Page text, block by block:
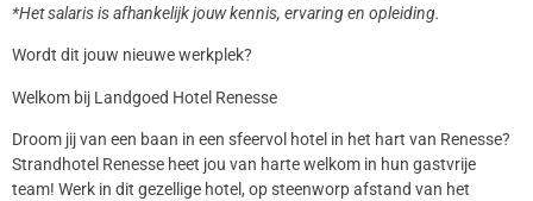
*Het salaris is afhankelijk jouw kennis, ervaring en opleiding.
Wordt dit jouw nieuwe werkplek?
Welkom bij Landgoed Hotel Renesse
Droom jij van een baan in een sfeervol hotel in het hart van Renesse?
Strandhotel Renesse heet jou van harte welkom in hun gastvrije
team! Werk in dit gezellige hotel, op steenworp afstand van het